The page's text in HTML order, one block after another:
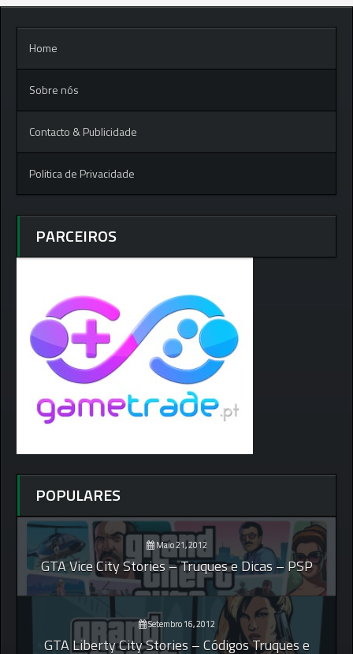
Home
Sobre nós
Contacto & Publicidade
Politica de Privacidade
PARCEIROS
POPULARES
Maio 21, 2012
GTA Vice City Stories – Truques e Dicas – PSP
Setembro 16, 2012
GTA Liberty City Stories – Códigos Truques e